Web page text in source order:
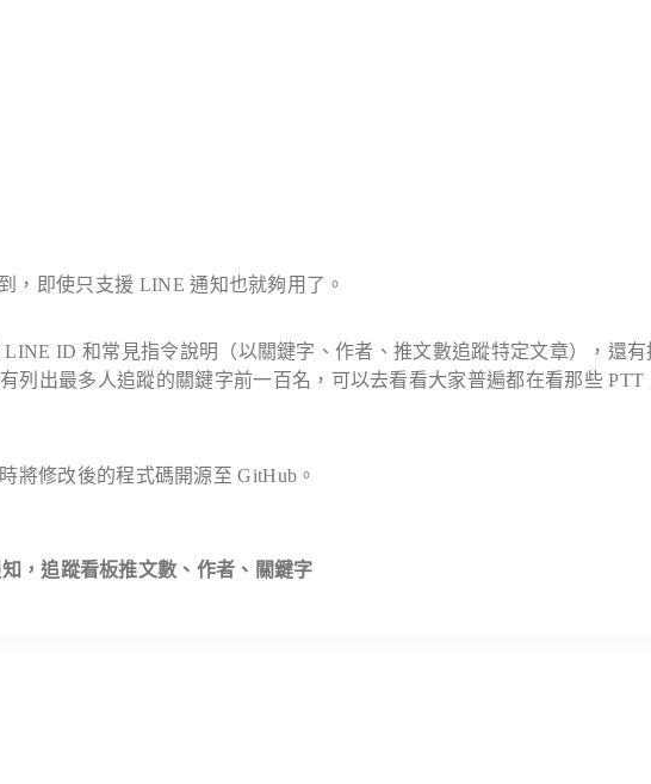
，即使只支援 LINE 通知也就夠用了。
ID 和常見指令說明（以關鍵字、作者、推文數追蹤特定文章），還有
列出最多人追蹤的關鍵字前一百名，可以去看看大家普遍都在看那些 PTT
將修改後的程式碼開源至 GitHub。
，追蹤看板推文數、作者、關鍵字